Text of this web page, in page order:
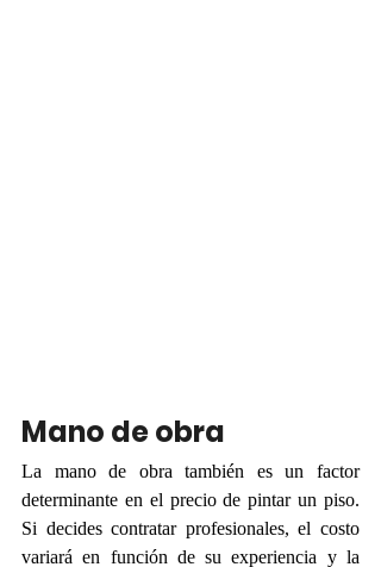
Mano de obra
La mano de obra también es un factor
determinante en el precio de pintar un piso.
Si decides contratar profesionales, el costo
variará en función de su experiencia y la